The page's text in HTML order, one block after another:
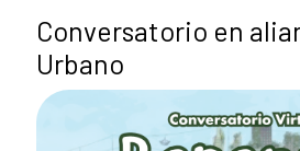
Conversatorio en
Urbano